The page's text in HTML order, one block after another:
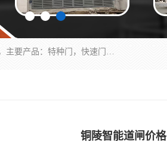
安徽奇道智能门业有限公司是一家专业生产各种门窗、智能门窗的企业，主要产品：特种门，快速门，医用门，提升门，钢木门，智能道闸，钢大门，平移门，卷帘门，保温门，钢制自由门，防火门等，欢迎前来咨询采购。
铜陵智能道闸价格